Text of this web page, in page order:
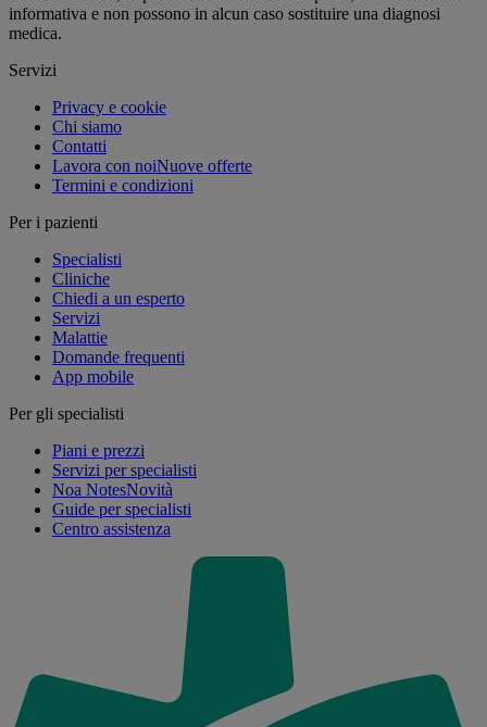
informativa e non possono in alcun caso sostituire una diagnosi
medica.
Servizi
Privacy e cookie
Chi siamo
Contatti
Lavora con noiNuove offerte
Termini e condizioni
Per i pazienti
Specialisti
Cliniche
Chiedi a un esperto
Servizi
Malattie
Domande frequenti
App mobile
Per gli specialisti
Piani e prezzi
Servizi per specialisti
Noa NotesNovità
Guide per specialisti
Centro assistenza